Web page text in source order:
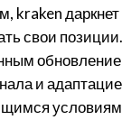
kraken
свои
и